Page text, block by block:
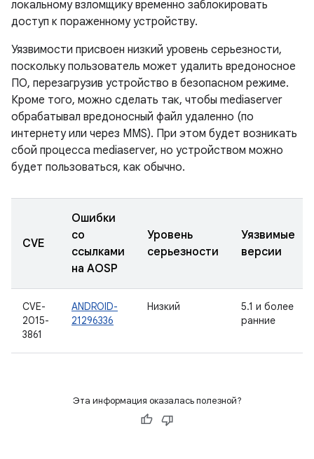
локальному взломщику временно заблокировать
доступ к пораженному устройству.
Уязвимости присвоен низкий уровень серьезности,
поскольку пользователь может удалить вредоносное
ПО, перезагрузив устройство в безопасном режиме.
Кроме того, можно сделать так, чтобы mediaserver
обрабатывал вредоносный файл удаленно (по
интернету или через MMS). При этом будет возникать
сбой процесса mediaserver, но устройством можно
будет пользоваться, как обычно.
CVE
Ошибки
со
ссылками
на AOSP
Уровень
серьезности
Уязвимые
версии
CVE-
2015-
3861
ANDROID-
21296336
Низкий
5.1 и более
ранние
Эта информация оказалась полезной?